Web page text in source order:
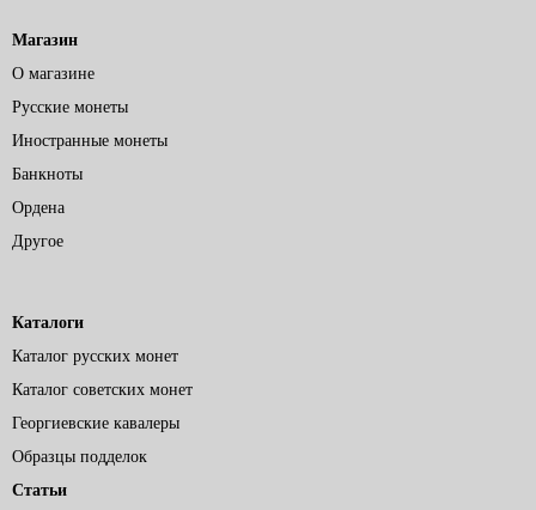
Магазин
О магазине
Русские монеты
Иностранные монеты
Банкноты
Ордена
Другое
Каталоги
Каталог русских монет
Каталог советских монет
Георгиевские кавалеры
Образцы подделок
Статьи